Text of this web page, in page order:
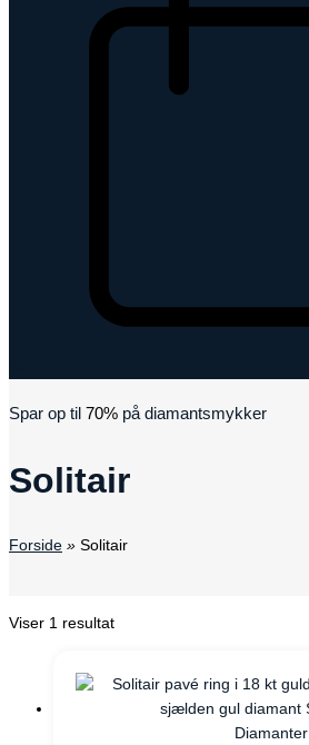
Spar op til 70% på diamantsmykker
Solitair
Forside » Solitair
Viser 1 resultat
Diamanter